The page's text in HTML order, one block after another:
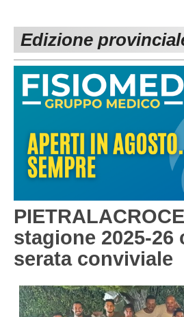
1^ CATEGORIA
2^ CATEGORIA
3^ CATEGORIA
Edizione
stagione 2025-26
serata conviviale